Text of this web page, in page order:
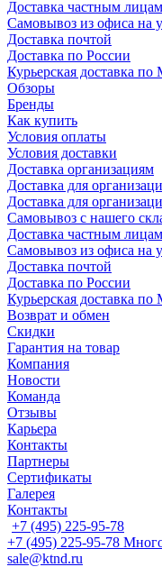
Доставка частным лицам
Самовывоз из офиса на
Доставка почтой
Доставка по России
Курьерская доставка по
Обзоры
Бренды
Как купить
Условия оплаты
Условия доставки
Доставка организациям
Доставка для
Доставка для
Самовывоз с нашего
Доставка частным лицам
Самовывоз из офиса на
Доставка почтой
Доставка по России
Курьерская доставка по
Возврат и обмен
Скидки
Гарантия на товар
Компания
Новости
Команда
Отзывы
Карьера
Контакты
Партнеры
Сертификаты
Галерея
Контакты
+7 (495) 225-95-78
+7 (495) 225-95-78
sale@ktnd.ru